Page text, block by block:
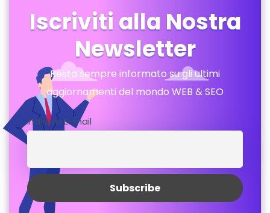
Iscriviti alla Nostra
Newsletter
Resta sempre informato su gli ultimi
aggiornamenti del mondo WEB & SEO
Indirizzo E-mail